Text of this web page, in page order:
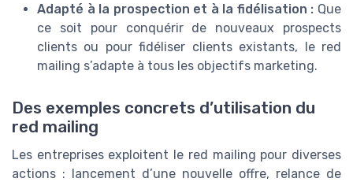
Adapté à la prospection et à la fidélisation : Que
ce soit pour conquérir de nouveaux prospects
clients ou pour fidéliser clients existants, le red
mailing s’adapte à tous les objectifs marketing.
Des exemples concrets d’utilisation du
red mailing
Les entreprises exploitent le red mailing pour diverses
actions : lancement d’une nouvelle offre, relance de